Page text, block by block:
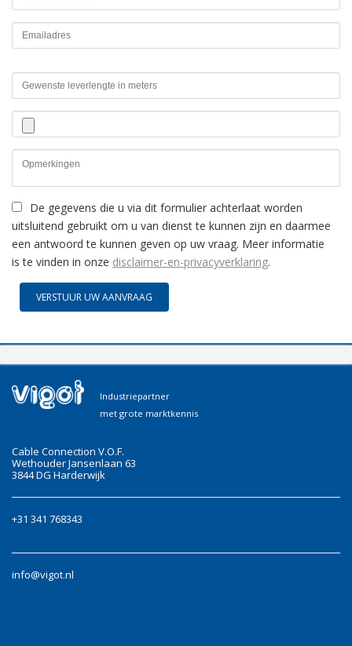
De gegevens die u via dit formulier achterlaat worden
uitsluitend gebruikt om u van dienst te kunnen zijn en daarmee
een antwoord te kunnen geven op uw vraag. Meer informatie
is te vinden in onze disclaimer-en-privacyverklaring.
VERSTUUR UW AANVRAAG
Industriepartner
met grote marktkennis
Cable Connection V.O.F.
Wethouder Jansenlaan 63
3844 DG Harderwijk
+31 341 768343
info@vigot.nl